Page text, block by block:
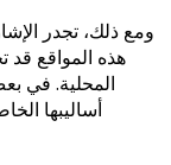
ومع ذلك، تجدر
هذه المواقع قد
المحلية. في
أساليبها